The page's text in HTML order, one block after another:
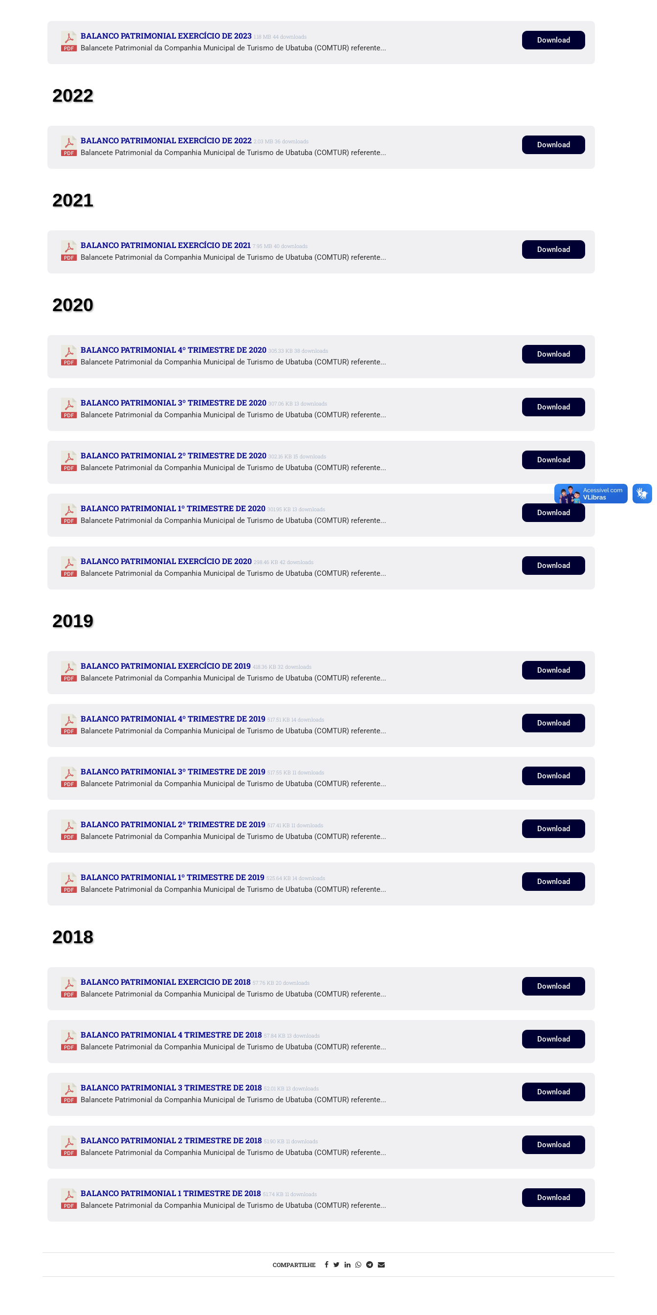
BALANCO PATRIMONIAL EXERCÍCIO DE 2023 1.18 MB 44 downloads
Balancete Patrimonial da Companhia Municipal de Turismo de Ubatuba (COMTUR) referente...
Download
2022
BALANCO PATRIMONIAL EXERCÍCIO DE 2022 2.03 MB 36 downloads
Balancete Patrimonial da Companhia Municipal de Turismo de Ubatuba (COMTUR) referente...
Download
2021
BALANCO PATRIMONIAL EXERCÍCIO DE 2021 7.95 MB 40 downloads
Balancete Patrimonial da Companhia Municipal de Turismo de Ubatuba (COMTUR) referente...
Download
2020
BALANCO PATRIMONIAL 4º TRIMESTRE DE 2020 305.33 KB 38 downloads
Balancete Patrimonial da Companhia Municipal de Turismo de Ubatuba (COMTUR) referente...
Download
BALANCO PATRIMONIAL 3º TRIMESTRE DE 2020 307.06 KB 13 downloads
Balancete Patrimonial da Companhia Municipal de Turismo de Ubatuba (COMTUR) referente...
Download
BALANCO PATRIMONIAL 2º TRIMESTRE DE 2020 302.16 KB 15 downloads
Balancete Patrimonial da Companhia Municipal de Turismo de Ubatuba (COMTUR) referente...
Download
BALANCO PATRIMONIAL 1º TRIMESTRE DE 2020 301.95 KB 13 downloads
Balancete Patrimonial da Companhia Municipal de Turismo de Ubatuba (COMTUR) referente...
Download
BALANCO PATRIMONIAL EXERCÍCIO DE 2020 298.46 KB 42 downloads
Balancete Patrimonial da Companhia Municipal de Turismo de Ubatuba (COMTUR) referente...
Download
2019
BALANCO PATRIMONIAL EXERCÍCIO DE 2019 418.36 KB 32 downloads
Balancete Patrimonial da Companhia Municipal de Turismo de Ubatuba (COMTUR) referente...
Download
BALANCO PATRIMONIAL 4º TRIMESTRE DE 2019 517.51 KB 14 downloads
Balancete Patrimonial da Companhia Municipal de Turismo de Ubatuba (COMTUR) referente...
Download
BALANCO PATRIMONIAL 3º TRIMESTRE DE 2019 517.55 KB 11 downloads
Balancete Patrimonial da Companhia Municipal de Turismo de Ubatuba (COMTUR) referente...
Download
BALANCO PATRIMONIAL 2º TRIMESTRE DE 2019 517.41 KB 11 downloads
Balancete Patrimonial da Companhia Municipal de Turismo de Ubatuba (COMTUR) referente...
Download
BALANCO PATRIMONIAL 1º TRIMESTRE DE 2019 525.64 KB 14 downloads
Balancete Patrimonial da Companhia Municipal de Turismo de Ubatuba (COMTUR) referente...
Download
2018
BALANCO PATRIMONIAL EXERCICIO DE 2018 57.76 KB 20 downloads
Balancete Patrimonial da Companhia Municipal de Turismo de Ubatuba (COMTUR) referente...
Download
BALANCO PATRIMONIAL 4 TRIMESTRE DE 2018 57.84 KB 13 downloads
Balancete Patrimonial da Companhia Municipal de Turismo de Ubatuba (COMTUR) referente...
Download
BALANCO PATRIMONIAL 3 TRIMESTRE DE 2018 52.01 KB 13 downloads
Balancete Patrimonial da Companhia Municipal de Turismo de Ubatuba (COMTUR) referente...
Download
BALANCO PATRIMONIAL 2 TRIMESTRE DE 2018 51.90 KB 11 downloads
Balancete Patrimonial da Companhia Municipal de Turismo de Ubatuba (COMTUR) referente...
Download
BALANCO PATRIMONIAL 1 TRIMESTRE DE 2018 51.74 KB 11 downloads
Balancete Patrimonial da Companhia Municipal de Turismo de Ubatuba (COMTUR) referente...
Download
COMPARTILHE